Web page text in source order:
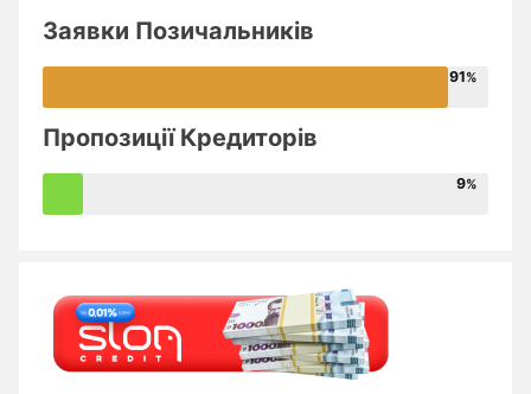
Заявки Позичальників
91
Пропозиції Кредиторів
9